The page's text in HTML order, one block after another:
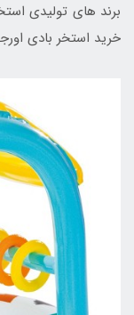
برند های تولیدی
خرید استخر بادی